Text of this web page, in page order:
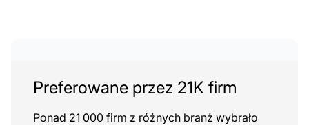
Preferowane przez 21K firm
Ponad 21 000 firm z różnych branż wybrało